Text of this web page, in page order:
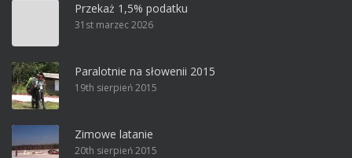
Przekaż 1,5% podatku
31st marzec 2026
Paralotnie na słowenii 2015
19th sierpień 2015
Zimowe latanie
20th sierpień 2015